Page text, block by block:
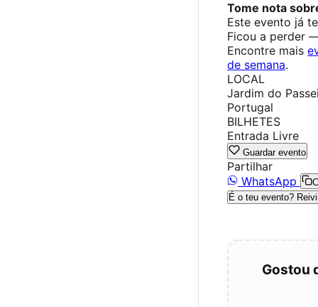
Tome nota
Este evento já
Ficou a perder
Encontre mais
de semana.
LOCAL
Jardim do
Portugal
BILHETES
Entrada Livre
Guardar evento
Partilhar
WhatsApp
É o teu evento?
Gostou